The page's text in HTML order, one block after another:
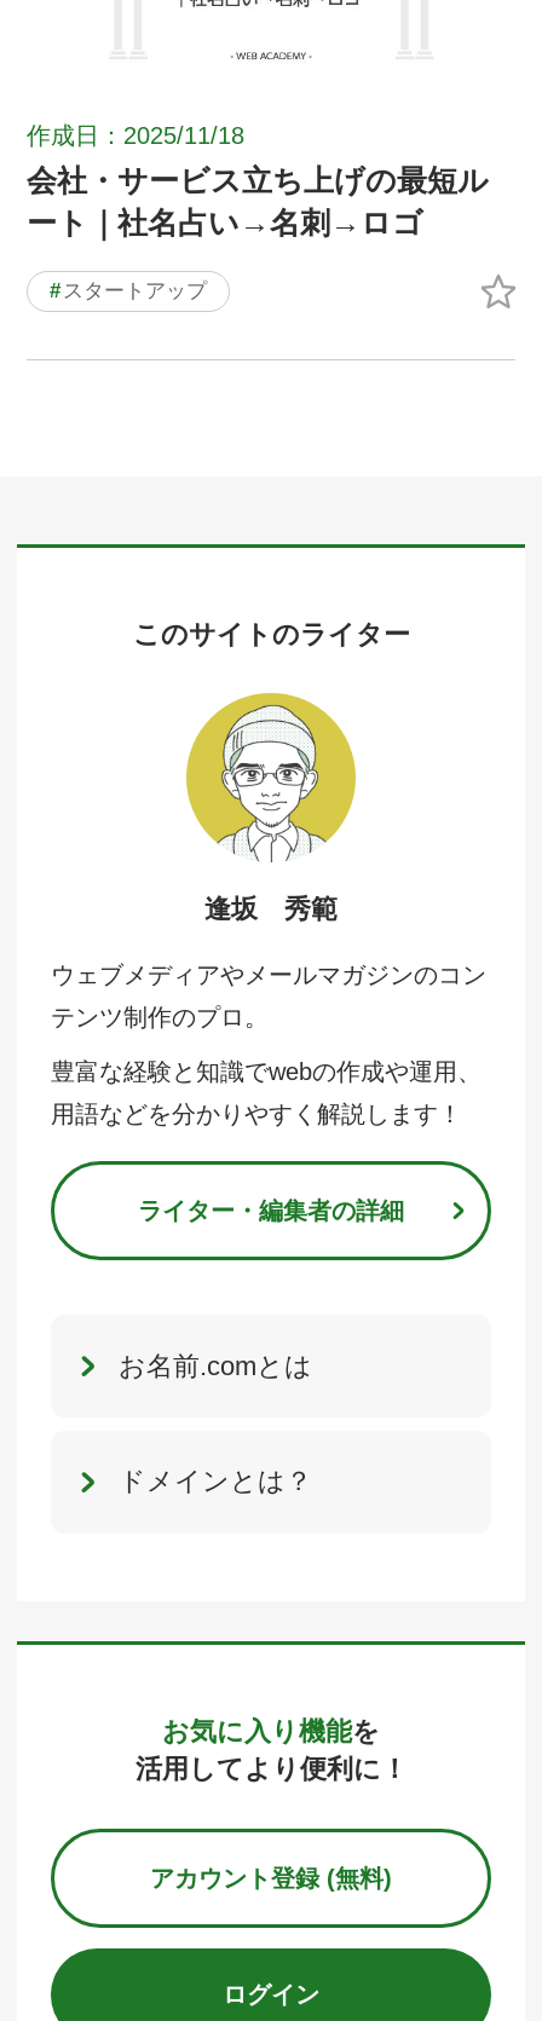
作成日：2025/11/18
会社・サービス立ち上げの最短ル
ート｜社名占い→名刺→ロゴ
#スタートアップ
このサイトのライター
逢坂 秀範
ウェブメディアやメールマガジンのコン
テンツ制作のプロ。
豊富な経験と知識でwebの作成や運用、
用語などを分かりやすく解説します！
ライター・編集者の詳細
お名前.comとは
ドメインとは？
お気に入り機能を
活用してより便利に！
アカウント登録 (無料)
ログイン